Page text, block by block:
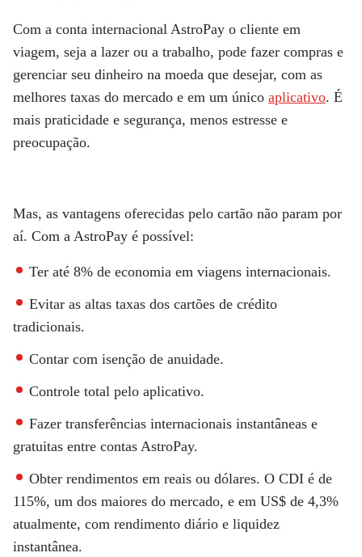
Com a conta internacional AstroPay o cliente em
viagem, seja a lazer ou a trabalho, pode fazer compras e
gerenciar seu dinheiro na moeda que desejar, com as
melhores taxas do mercado e em um único aplicativo. É
mais praticidade e segurança, menos estresse e
preocupação.
Mas, as vantagens oferecidas pelo cartão não param por
aí. Com a AstroPay é possível:
Ter até 8% de economia em viagens internacionais.
Evitar as altas taxas dos cartões de crédito
tradicionais.
Contar com isenção de anuidade.
Controle total pelo aplicativo.
Fazer transferências internacionais instantâneas e
gratuitas entre contas AstroPay.
Obter rendimentos em reais ou dólares. O CDI é de
115%, um dos maiores do mercado, e em US$ de 4,3%
atualmente, com rendimento diário e liquidez
instantânea.